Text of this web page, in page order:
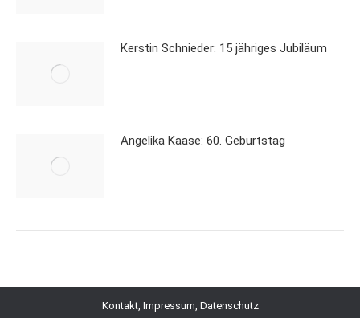
Kerstin Schnieder: 15 jähriges Jubiläum
Angelika Kaase: 60. Geburtstag
Kontakt, Impressum, Datenschutz